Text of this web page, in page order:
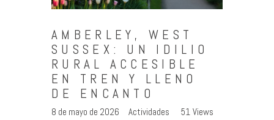
AMBERLEY, WEST
SUSSEX: UN IDILIO
RURAL ACCESIBLE
EN TREN Y LLENO
DE ENCANTO
8 de mayo de 2026 Actividades 51 Views